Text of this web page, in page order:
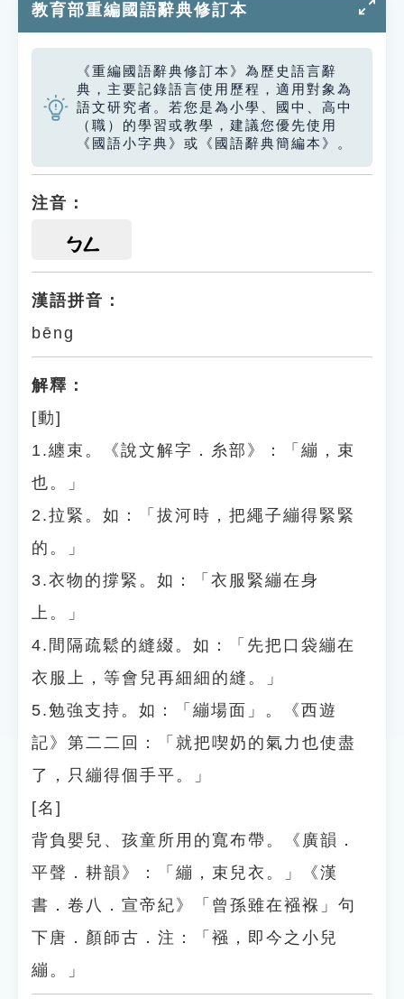
教育部重編國語辭典修訂本
《重編國語辭典修訂本》為歷史語言辭
典，主要記錄語言使用歷程，適用對象為
語文研究者。若您是為小學、國中、高中
（職）的學習或教學，建議您優先使用
《國語小字典》或《國語辭典簡編本》。
注音：
ㄅㄥ
漢語拼音：
bēng
解釋：
[動]
1.纏束。《說文解字．糸部》：「繃，束
也。」
2.拉緊。如：「拔河時，把繩子繃得緊緊
的。」
3.衣物的撐緊。如：「衣服緊繃在身
上。」
4.間隔疏鬆的縫綴。如：「先把口袋繃在
衣服上，等會兒再細細的縫。」
5.勉強支持。如：「繃場面」。《西遊
記》第二二回：「就把喫奶的氣力也使盡
了，只繃得個手平。」
[名]
背負嬰兒、孩童所用的寬布帶。《廣韻．
平聲．耕韻》：「繃，束兒衣。」《漢
書．卷八．宣帝紀》「曾孫雖在襁褓」句
下唐．顏師古．注：「襁，即今之小兒
繃。」